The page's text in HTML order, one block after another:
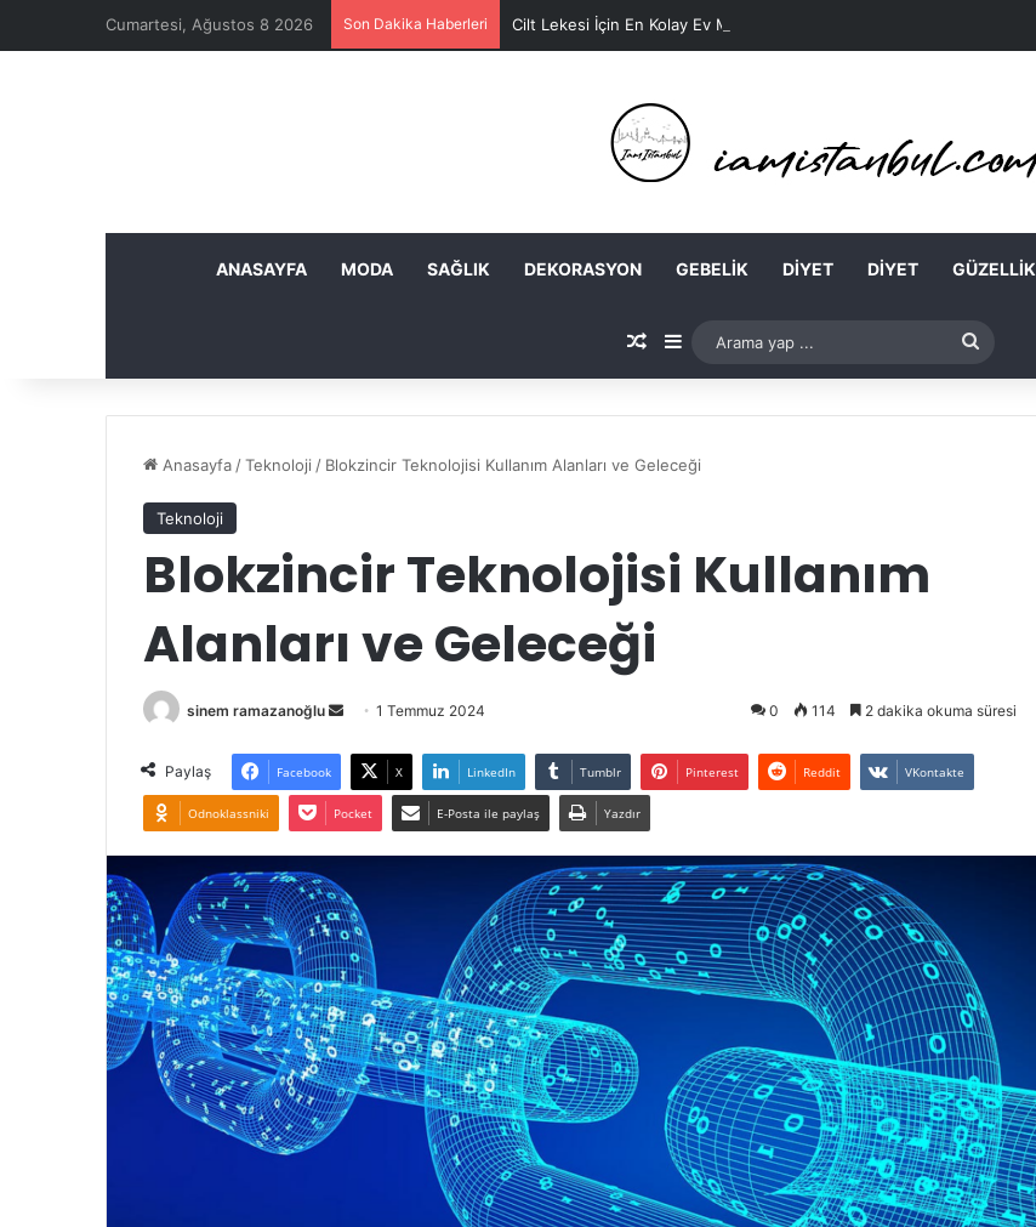
Cumartesi, Ağustos 8 2026 Son Dakika Haberleri Cilt Lekesi İçin En Kolay Ev Maskeleri Nelerdir?
ANASAYFA MODA SAĞLIK DEKORASYON GEBELIK DIYET DIYET GÜZELLIK
Rastgele Makale
Kenar Bölmesi
Arama
yap
Anasayfa /Teknoloji / Blokzincir Teknolojisi Kullanım Alanları ve Geleceği
Teknoloji
Blokzincir Teknolojisi Kullanım
Alanları ve Geleceği
sinem ramazanoğlu
Bir
posta
göndermek
1 Temmuz 2024 0 114 2 dakika okuma süresi
Paylaş Facebook X LinkedIn Tumblr Pinterest Reddit VKontakte
Odnoklassniki Pocket E-Posta ile paylaş Yazdır